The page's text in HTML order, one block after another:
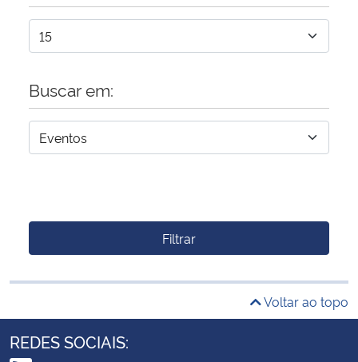
Buscar em:
Filtrar
Voltar ao topo
REDES SOCIAIS: